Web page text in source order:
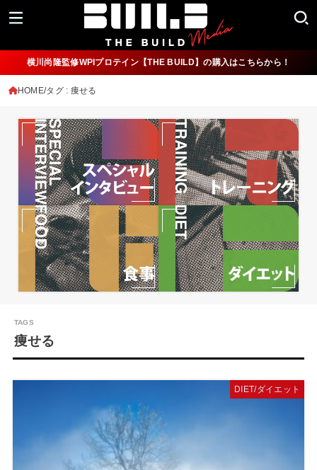
横川尚隆監修WPIプロテイン【THE BUILD】の購入はこちらから！
HOME タグ : 痩せる
痩せる
DIET/ダイエット